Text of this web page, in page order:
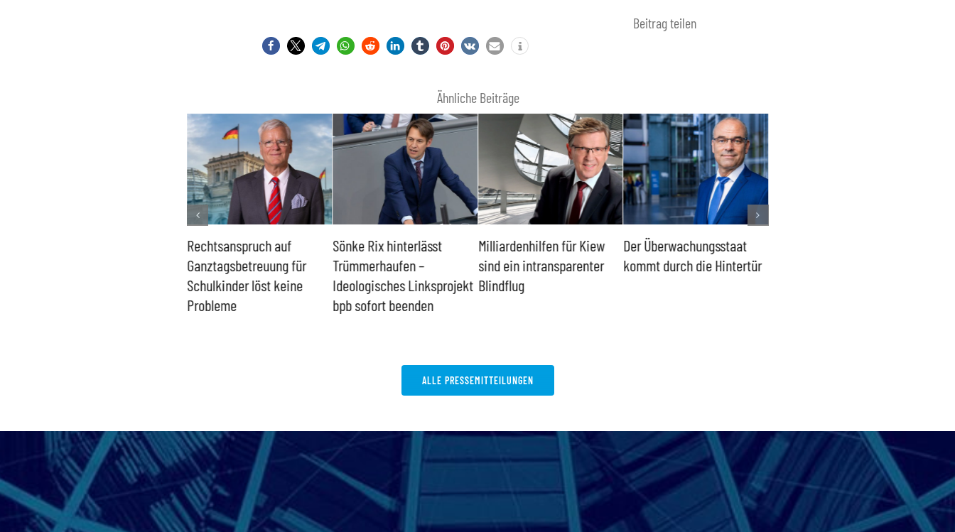
Beitrag teilen
Ähnliche Beiträge
Rechtsanspruch auf
Ganztagsbetreuung für
Schulkinder löst keine
Probleme
Sönke Rix hinterlässt
Trümmerhaufen –
Ideologisches Linksprojekt
bpb sofort beenden
Milliardenhilfen für Kiew
sind ein intransparenter
Blindflug
Der Überwachungsstaat
kommt durch die Hintertür
ALLE PRESSEMITTEILUNGEN